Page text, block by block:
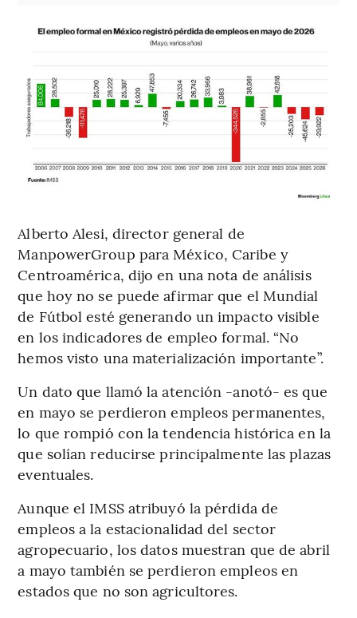
Alberto Alesi, director general de
ManpowerGroup para México, Caribe y
Centroamérica, dijo en una nota de análisis
que hoy no se puede afirmar que el Mundial
de Fútbol esté generando un impacto visible
en los indicadores de empleo formal. “No
hemos visto una materialización importante”.
Un dato que llamó la atención -anotó- es que
en mayo se perdieron empleos permanentes,
lo que rompió con la tendencia histórica en la
que solían reducirse principalmente las plazas
eventuales.
Aunque el IMSS atribuyó la pérdida de
empleos a la estacionalidad del sector
agropecuario, los datos muestran que de abril
a mayo también se perdieron empleos en
estados que no son agricultores.